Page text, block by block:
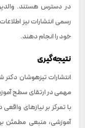
در دسترس هستند.
رسمی انتشارات نیز
خود را انجام دهند.
نتیجه‌گیری
انتشارات تیزهوشان دکتر
مهمی در ارتقای سطح
با تمرکز بر نیازهای
آموزشی، منبعی مطمئن